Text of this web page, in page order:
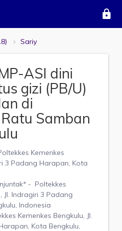
lock
Sariy
ASI dini
gizi (PB/U)
di
Samban
Kemenkes
3 Padang Harapan, Kota
*- Poltekkes
Jl. Indragiri 3 Padang
Indonesia
Kemenkes Bengkulu, Jl.
Kota Bengkulu,